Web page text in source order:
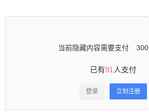
当前隐藏内容需要支付 300
已有91 人支付
登录 立刻注册